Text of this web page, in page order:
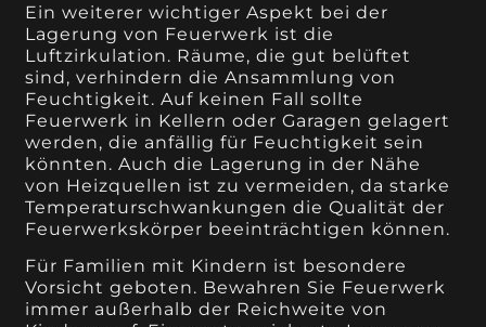
Ein weiterer wichtiger Aspekt bei der
Lagerung von Feuerwerk ist die
Luftzirkulation. Räume, die gut belüftet
sind, verhindern die Ansammlung von
Feuchtigkeit. Auf keinen Fall sollte
Feuerwerk in Kellern oder Garagen gelagert
werden, die anfällig für Feuchtigkeit sein
könnten. Auch die Lagerung in der Nähe
von Heizquellen ist zu vermeiden, da starke
Temperaturschwankungen die Qualität der
Feuerwerkskörper beeinträchtigen können.
Für Familien mit Kindern ist besondere
Vorsicht geboten. Bewahren Sie Feuerwerk
immer außerhalb der Reichweite von